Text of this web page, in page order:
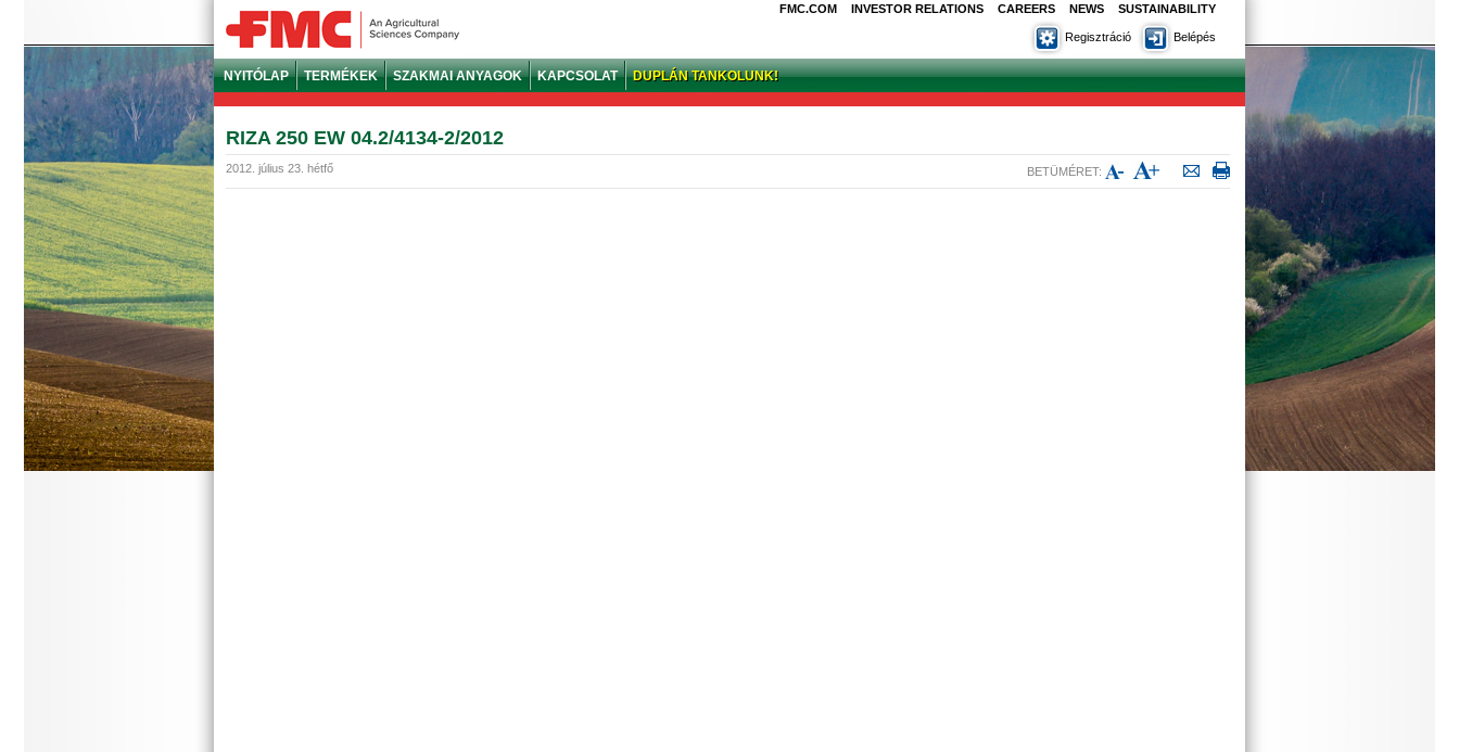
FMC.COM INVESTOR RELATIONS CAREERS NEWS SUSTAINABILITY
Belépés
Regisztráció
NYITÓLAP TERMÉKEK SZAKMAI ANYAGOK KAPCSOLAT DUPLÁN TANKOLUNK!
RIZA 250 EW 04.2/4134-2/2012
2012. július 23. hétfő BETÜMÉRET: